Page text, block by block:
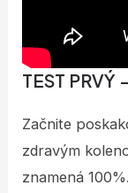
TEST PRVÝ
Začnite
zdravým
znamená